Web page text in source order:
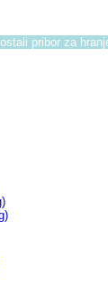
pribor za